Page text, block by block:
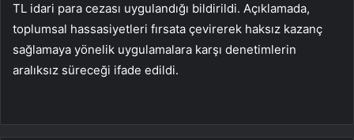
TL idari para cezası uygulandığı bildirildi. Açıklamada,
toplumsal hassasiyetleri fırsata çevirerek haksız kazanç
sağlamaya yönelik uygulamalara karşı denetimlerin
aralıksız süreceği ifade edildi.